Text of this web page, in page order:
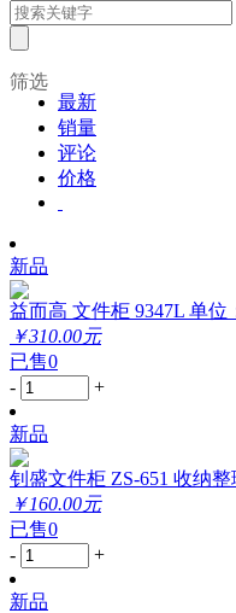
筛选
最新
销量
评论
价格
新品
益而高 文件柜 9347L 单位
￥310.00元
已售0
-
+
新品
钊盛文件柜 ZS-651 收纳
￥160.00元
已售0
-
+
新品